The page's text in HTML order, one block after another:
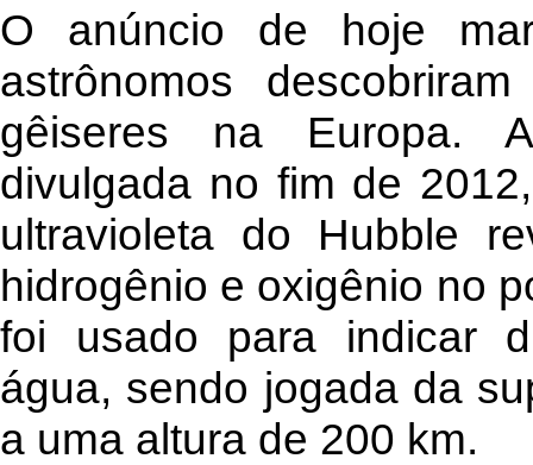
O anúncio de hoje
astrônomos
gêiseres na Europa.
divulgada no fim de
ultravioleta do Hubble
hidrogênio e oxigênio no
foi usado para indicar
água, sendo jogada da
a uma altura de 200 km.